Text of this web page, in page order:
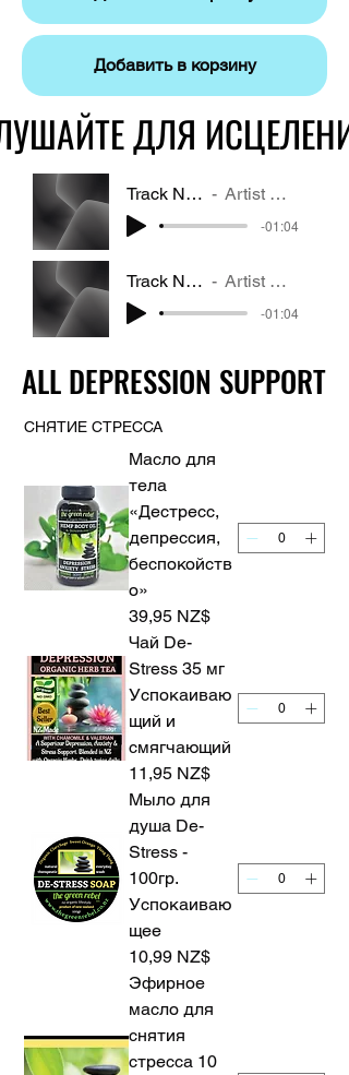
Добавить в корзину
ДЛЯ ИСЦЕЛЕНИЯ
ДЛЯ ИСЦЕЛЕНИЯ
Track Name Artist Name
-01:04
Track Name Artist Name
-01:04
ALL DEPRESSION SUPPORT
ALL DEPRESSION SUPPORT
СНЯТИЕ СТРЕССА
Масло для
тела
«Дестресс,
депрессия,
беспокойств
о»
39,95 NZ$
Чай De-
Stress 35 мг
Успокаиваю
щий и
смягчающий
11,95 NZ$
Мыло для
душа De-
Stress -
100гр.
Успокаиваю
щее
10,99 NZ$
Эфирное
масло для
снятия
стресса 10